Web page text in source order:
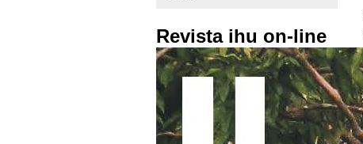
Revista ihu on-line